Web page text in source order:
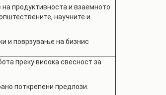
продуктивноста и взаемното
научните и
и поврзување на бизнис
преку висока свесност за
поткрепени предлози.